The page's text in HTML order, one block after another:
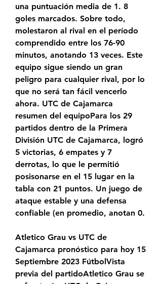
una puntuación media de 1. 8
goles marcados. Sobre todo,
molestaron al rival en el período
comprendido entre los 76-90
minutos, anotando 13 veces. Este
equipo sigue siendo un gran
peligro para cualquier rival, por lo
que no será tan fácil vencerlo
ahora. UTC de Cajamarca
resumen del equipoPara los 29
partidos dentro de la Primera
División UTC de Cajamarca, logró
5 victorias, 6 empates y 7
derrotas, lo que le permitió
posisonarse en el 15 lugar en la
tabla con 21 puntos. Un juego de
ataque estable y una defensa
confiable (en promedio, anotan 0.
Atletico Grau vs UTC de
Cajamarca pronóstico para hoy 15
Septiembre 2023 FútbolVista
previa del partidoAtletico Grau se